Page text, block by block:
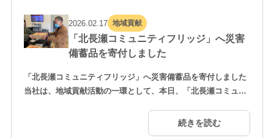
2026.02.17 地域貢献
「北長瀬コミュニティフリッジ」へ災害
備蓄品を寄付しました
「北長瀬コミュニティフリッジ」へ災害備蓄品を寄付しました
当社は、地域貢献活動の一環として、本日、「北長瀬コミュニ
ティフリッジ」は、地域の方々が自由に利用できる“助け合い
の冷蔵庫”として運営されており、家庭や企業から寄せられた
続きを読む